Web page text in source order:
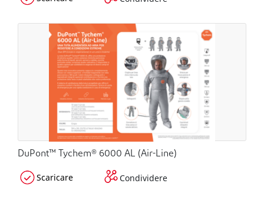
DuPont™ Tychem® 6000 AL (Air-Line)
Scaricare Condividere